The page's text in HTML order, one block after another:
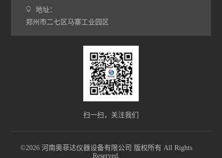
工业马弗炉
地址：
郑州市二七区马寨工业园区
扫一扫，关注我们
©2026 河南奥菲达仪器设备有限公司 版权所有 All Rights
Reserved.